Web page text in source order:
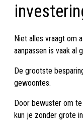
Niet alles vraagt om
aanpassen is vaak al
De grootste
gewoontes.
Door bewuster om
kun je zonder grote